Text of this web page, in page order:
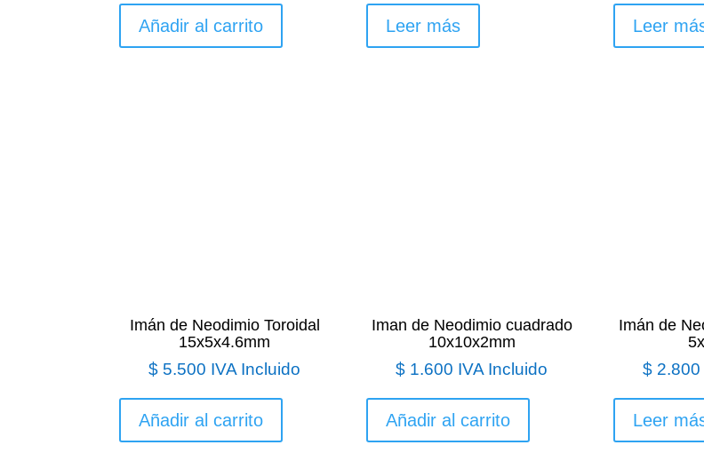
Añadir al carrito Leer más Leer
Imán de Neodimio Toroidal
15x5x4.6mm
$ 5.500 IVA Incluido
Añadir al carrito
Iman de Neodimio cuadrado
10x10x2mm
$ 1.600 IVA Incluido
Añadir al carrito
Imán de
$ 2.800
Leer